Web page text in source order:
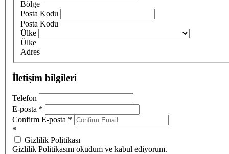
Bölge
Posta Kodu
Posta Kodu
Ülke
Ülke
Adres
İletişim bilgileri
Telefon
E-posta *
Confirm E-posta *
*
Gizlilik Politikası
Gizlilik Politikasını okudum ve kabul ediyorum.